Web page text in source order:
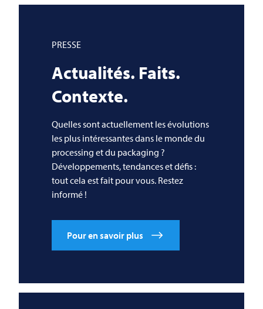
PRESSE
Actualités. Faits.
Contexte.
Quelles sont actuellement les évolutions
les plus intéressantes dans le monde du
processing et du packaging ?
Développements, tendances et défis :
tout cela est fait pour vous. Restez
informé !
Pour en savoir plus